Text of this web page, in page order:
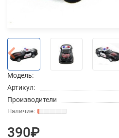
Модель:
Артикул:
Производители
390₽
% картой любого
Получайте товар
выбранный способом
списыватьсяс вашей
по 25%каждые 2